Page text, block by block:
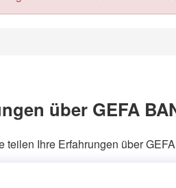
über GEFA
teilen Ihre Erfahrungen über